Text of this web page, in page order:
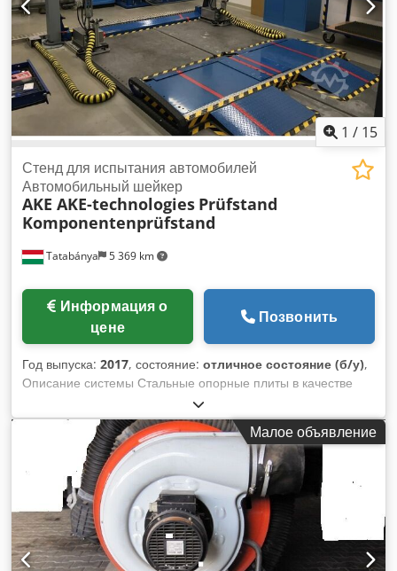
1 / 15
Tatabánya 5 369 km
Стенд для испытания автомобилей
Автомобильный шейкер
AKE AKE-technologies Prüfstand
Komponentenprüfstand
цене
Позвонить
Год выпуска: 2017, состояние: отличное состояние (б/у),
Описание системы Стальные опорные плиты в качестве
основы системы и для размещения подъемных систем и
шейкеров Dwjdpfx Abjifkhasxsa Электрическая или
электрогидравлическая подъемная система для
позиционирования транспортного средства 2 Мощные
шейкеры с электромагнитной фиксацией и стыковочная
система до 3,5 тонн Шкаф управления с управлением
шейкером Система ПК для контроля и оценки С
испытательным стендом для компонентов!
Малое объявление